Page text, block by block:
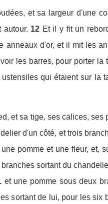
et sa largeur d'une
autour. 12 Et il y fit un
anneaux d'or, et il mit les
les barres, pour porter la
qui étaient sur la
et sa tige, ses calices, ses
d'un côté, et trois
pomme et une fleur, et,
sortant du
et une pomme sous deux
sortant de lui, pour les six